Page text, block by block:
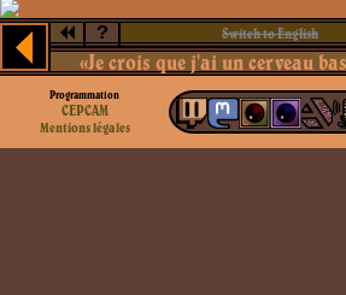
? Switch to English
«Je crois que j'ai un cerveau
Programmation
CEPCAM
Mentions légales